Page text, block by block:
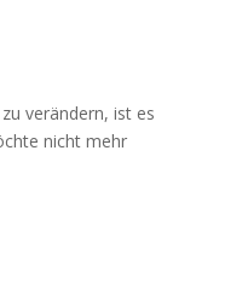
verändern, ist es
nicht mehr